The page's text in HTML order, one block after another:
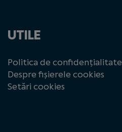
UTILE
Politica de confidențialitate
Despre fișierele cookies
Setări cookies